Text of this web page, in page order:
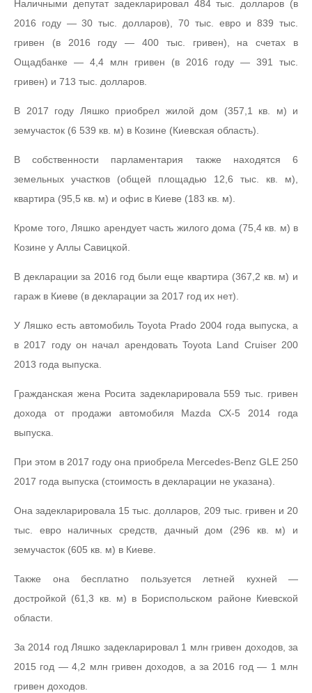
Наличными депутат задекларировал 484 тыс. долларов (в
2016 году — 30 тыс. долларов), 70 тыс. евро и 839 тыс.
гривен (в 2016 году — 400 тыс. гривен), на счетах в
Ощадбанке — 4,4 млн гривен (в 2016 году — 391 тыс.
гривен) и 713 тыс. долларов.
В 2017 году Ляшко приобрел жилой дом (357,1 кв. м) и
земучасток (6 539 кв. м) в Козине (Киевская область).
В собственности парламентария также находятся 6
земельных участков (общей площадью 12,6 тыс. кв. м),
квартира (95,5 кв. м) и офис в Киеве (183 кв. м).
Кроме того, Ляшко арендует часть жилого дома (75,4 кв. м) в
Козине у Аллы Савицкой.
В декларации за 2016 год были еще квартира (367,2 кв. м) и
гараж в Киеве (в декларации за 2017 год их нет).
У Ляшко есть автомобиль Toyota Prado 2004 года выпуска, а
в 2017 году он начал арендовать Toyota Land Cruiser 200
2013 года выпуска.
Гражданская жена Росита задекларировала 559 тыс. гривен
дохода от продажи автомобиля Mazda СХ-5 2014 года
выпуска.
При этом в 2017 году она приобрела Mercedes-Benz GLE 250
2017 года выпуска (стоимость в декларации не указана).
Она задекларировала 15 тыс. долларов, 209 тыс. гривен и 20
тыс. евро наличных средств, дачный дом (296 кв. м) и
земучасток (605 кв. м) в Киеве.
Также она бесплатно пользуется летней кухней —
достройкой (61,3 кв. м) в Бориспольском районе Киевской
области.
За 2014 год Ляшко задекларировал 1 млн гривен доходов, за
2015 год — 4,2 млн гривен доходов, а за 2016 год — 1 млн
гривен доходов.